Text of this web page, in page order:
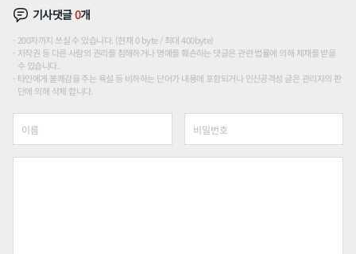
기사댓글0개
200자까지 쓰실 수 있습니다. (현재 0 byte / 최대 400byte)
저작권 등 다른 사람의 권리를 침해하거나 명예를 훼손하는 댓글은 관련 법률에 의해 제재를 받을
수 있습니다.
타인에게 불쾌감을 주는 욕설 등 비하하는 단어가 내용에 포함되거나 인신공격성 글은 관리자의 판
단에 의해 삭제 합니다.